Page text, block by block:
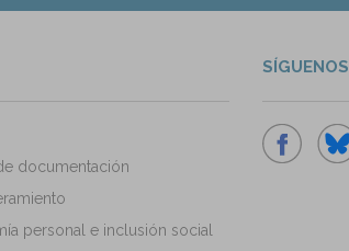
documentación
personal e inclusión social
SÍGUENOS